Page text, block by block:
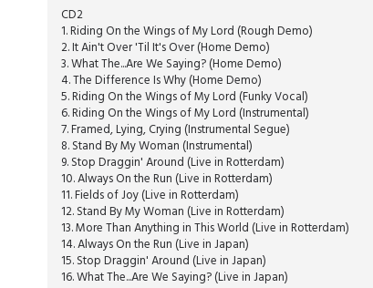
CD2
1. Riding On the Wings of My Lord (Rough Demo)
2. It Ain't Over 'Til It's Over (Home Demo)
3. What The...Are We Saying? (Home Demo)
4. The Difference Is Why (Home Demo)
5. Riding On the Wings of My Lord (Funky Vocal)
6. Riding On the Wings of My Lord (Instrumental)
7. Framed, Lying, Crying (Instrumental Segue)
8. Stand By My Woman (Instrumental)
9. Stop Draggin' Around (Live in Rotterdam)
10. Always On the Run (Live in Rotterdam)
11. Fields of Joy (Live in Rotterdam)
12. Stand By My Woman (Live in Rotterdam)
13. More Than Anything in This World (Live in Rotterdam)
14. Always On the Run (Live in Japan)
15. Stop Draggin' Around (Live in Japan)
16. What The...Are We Saying? (Live in Japan)